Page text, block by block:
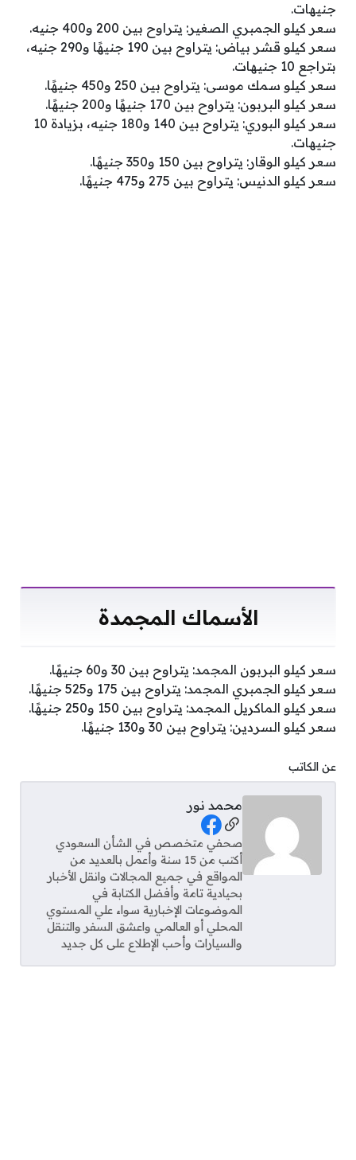
جنيهات.
سعر كيلو الجمبري الصغير: يتراوح بين 200 و400 جنيه.
سعر كيلو قشر بياض: يتراوح بين 190 جنيهًا و290 جنيه،
بتراجع 10 جنيهات.
سعر كيلو سمك موسى: يتراوح بين 250 و450 جنيهًا.
سعر كيلو البربون: يتراوح بين 170 جنيهًا و200 جنيهًا.
سعر كيلو البوري: يتراوح بين 140 و180 جنيه، بزيادة 10
جنيهات.
سعر كيلو الوقار: يتراوح بين 150 و350 جنيهًا.
سعر كيلو الدنيس: يتراوح بين 275 و475 جنيهًا.
الأسماك المجمدة
سعر كيلو البربون المجمد: يتراوح بين 30 و60 جنيهًا.
سعر كيلو الجمبري المجمد: يتراوح بين 175 و525 جنيهًا.
سعر كيلو الماكريل المجمد: يتراوح بين 150 و250 جنيهًا.
سعر كيلو السردين: يتراوح بين 30 و130 جنيهًا.
عن الكاتب
محمد نور
Social Links
صحفي متخصص في الشأن السعودي
أكتب من 15 سنة وأعمل بالعديد من
المواقع في جميع المجالات وانقل الأخبار
بحيادية تامة وأفضل الكتابة في
الموضوعات الإخبارية سواء علي المستوي
المحلي أو العالمي واعشق السفر والتنقل
والسيارات وأحب الإطلاع على كل جديد